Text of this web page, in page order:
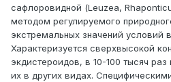
сафлоровидной (Leuzea,
методом регулируемого
экстремальных значений условий
Характеризуется сверхвысокой
экдистероидов, в 10-100 тысяч
их в других видах.